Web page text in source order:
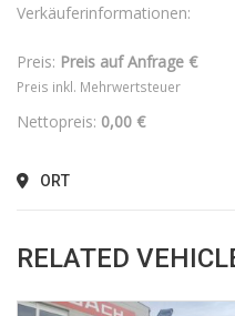
Verkäuferinformationen:
Preis: Preis auf Anfrage €
Preis inkl. Mehrwertsteuer
Nettopreis: 0,00 €
ORT
RELATED